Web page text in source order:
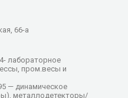
66-а
лабораторное
пром.весы и
— динамическое
металлодетекторы/